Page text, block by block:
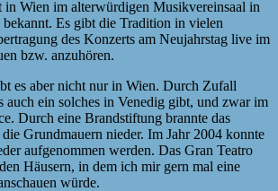
in Wien im alterwürdigen Musikvereinsaal in
Es gibt die Tradition in vielen
des Konzerts am Neujahrstag live im
bzw. anzuhören.
es aber nicht nur in Wien. Durch Zufall
auch ein solches in Venedig gibt, und zwar im
Durch eine Brandstiftung brannte das
Grundmauern nieder. Im Jahr 2004 konnte
aufgenommen werden. Das Gran Teatro
Häusern, in dem ich mir gern mal eine
würde.